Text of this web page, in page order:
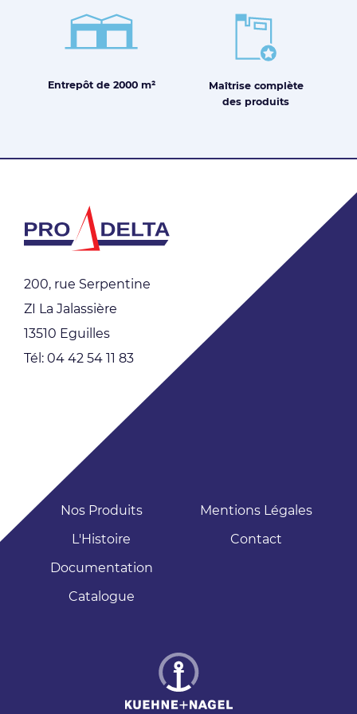
Entrepôt de 2000 m² Maîtrisecomplète
des produits
200, rue Serpentine
ZI La Jalassière
13510 Eguilles
Tél: 04 42 54 11 83
Nos Produits
L'Histoire
Documentation
Catalogue
Mentions Légales
Contact